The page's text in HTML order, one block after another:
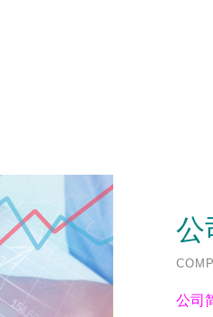
公
公司